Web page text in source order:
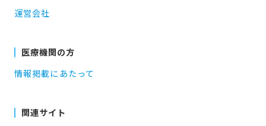
運営会社
医療機関の方
情報掲載にあたって
関連サイト